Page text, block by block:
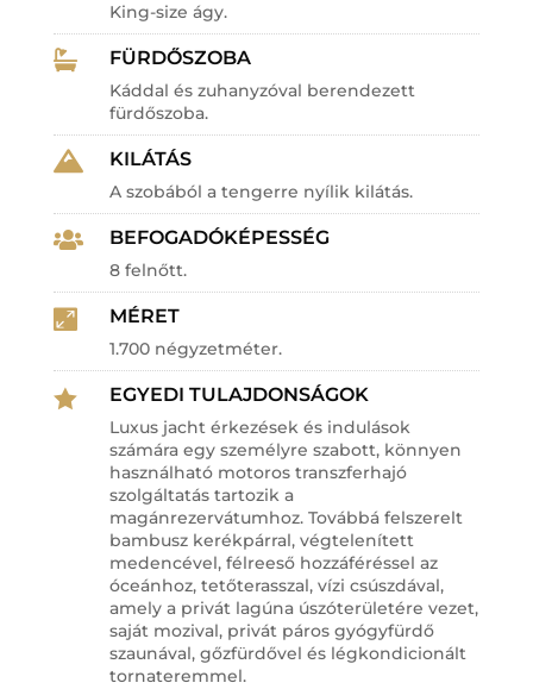
King-size ágy.
 FÜRDŐSZOBA
Káddal és zuhanyzóval berendezett
fürdőszoba.
 KILÁTÁS
A szobából a tengerre nyílik kilátás.
 BEFOGADÓKÉPESSÉG
8 felnőtt.
 MÉRET
1.700 négyzetméter.
 EGYEDI TULAJDONSÁGOK
Luxus jacht érkezések és indulások
számára egy személyre szabott, könnyen
használható motoros transzferhajó
szolgáltatás tartozik a
magánrezervátumhoz. Továbbá felszerelt
bambusz kerékpárral, végtelenített
medencével, félreeső hozzáféréssel az
óceánhoz, tetőterasszal, vízi csúszdával,
amely a privát lagúna úszóterületére vezet,
saját mozival, privát páros gyógyfürdő
szaunával, gőzfürdővel és légkondicionált
tornateremmel.